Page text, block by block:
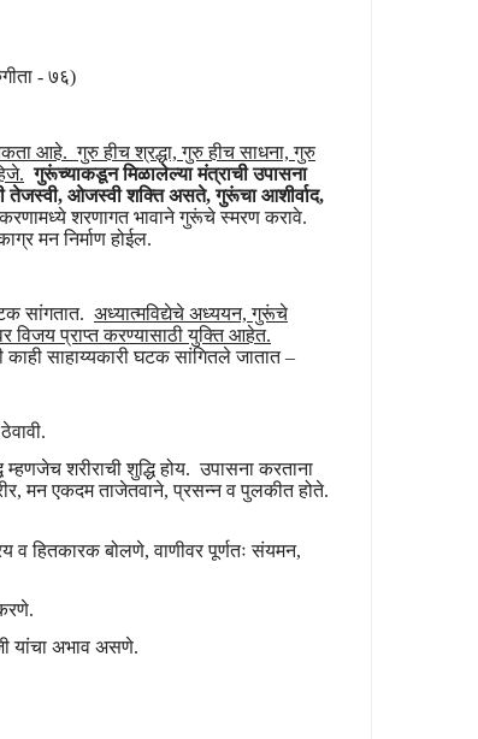
- ७६)
आहे. गुरु हीच श्रद्धा, गुरु हीच साधना, गुरु
गुरूंच्याकडून मिळालेल्या मंत्राची उपासना
तेजस्वी, ओजस्वी शक्ति असते, गुरूंचा आशीर्वाद,
शरणागत भावाने गुरूंचे स्मरण करावे.
मन निर्माण होईल.
सांगतात. अध्यात्मविद्येचे अध्ययन, गुरूंचे
विजय प्राप्त करण्यासाठी युक्ति आहेत.
साहाय्यकारी घटक सांगितले जातात –
म्हणजेच शरीराची शुद्धि होय. उपासना करताना
मन एकदम ताजेतवाने, प्रसन्न व पुलकीत होते.
व हितकारक बोलणे, वाणीवर पूर्णतः संयमन,
यांचा अभाव असणे.